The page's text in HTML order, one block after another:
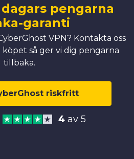
pengarna
garanti
VPN? Kontakta oss
så ger vi dig pengarna
tillbaka.
riskfritt
4 av 5